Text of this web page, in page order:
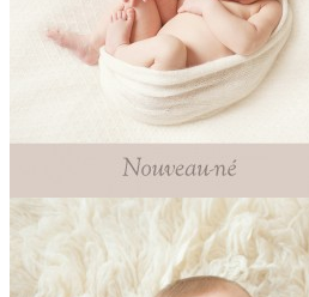
Nouveau Né
Fondez de plaisir avec la Galerie des